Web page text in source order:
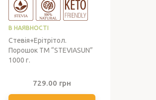
В НАЯВНОСТІ
Стевія+Ерітрітол.
Порошок ТМ “STEVIASUN”
1000 г.
729.00 грн